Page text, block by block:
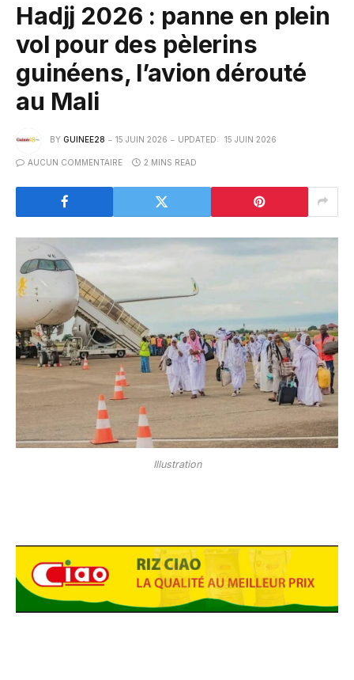
Hadjj 2026 : panne en plein
vol pour des pèlerins
guinéens, l’avion dérouté
au Mali
BY GUINEE28 15 JUIN 2026 UPDATED: 15 JUIN 2026
AUCUN COMMENTAIRE 2 MINS READ
Illustration